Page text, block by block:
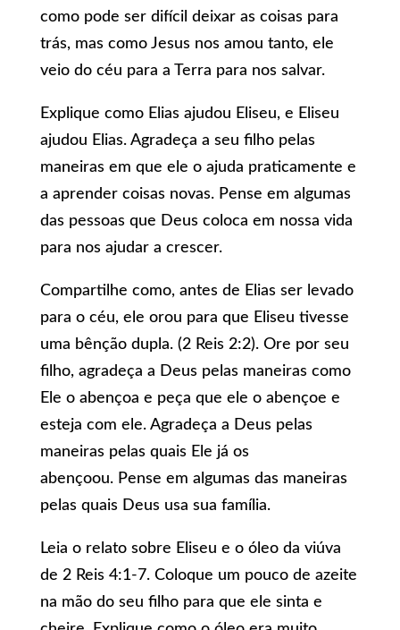
como pode ser difícil deixar as coisas para
trás, mas como Jesus nos amou tanto, ele
veio do céu para a Terra para nos salvar.
Explique como Elias ajudou Eliseu, e Eliseu
ajudou Elias. Agradeça a seu filho pelas
maneiras em que ele o ajuda praticamente e
a aprender coisas novas. Pense em algumas
das pessoas que Deus coloca em nossa vida
para nos ajudar a crescer.
Compartilhe como, antes de Elias ser levado
para o céu, ele orou para que Eliseu tivesse
uma bênção dupla. (2 Reis 2:2). Ore por seu
filho, agradeça a Deus pelas maneiras como
Ele o abençoa e peça que ele o abençoe e
esteja com ele. Agradeça a Deus pelas
maneiras pelas quais Ele já os
abençoou. Pense em algumas das maneiras
pelas quais Deus usa sua família.
Leia o relato sobre Eliseu e o óleo da viúva
de 2 Reis 4:1-7. Coloque um pouco de azeite
na mão do seu filho para que ele sinta e